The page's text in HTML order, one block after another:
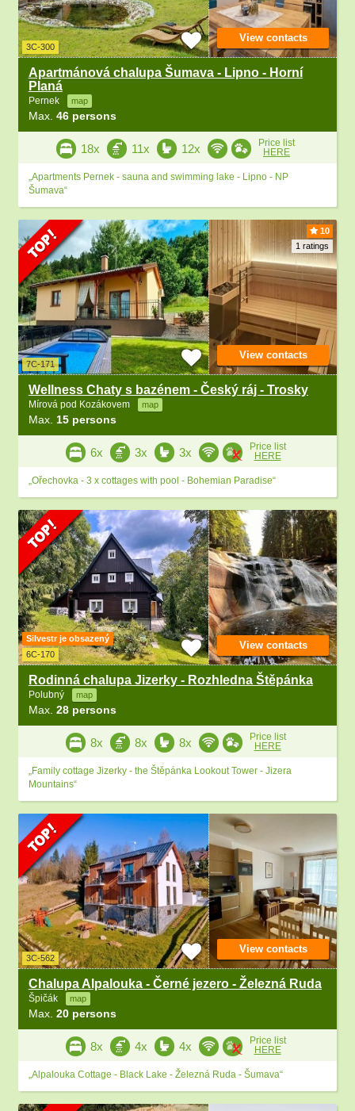
3C-300
Apartmánová chalupa Šumava - Lipno - Horní
Planá
Pernek map
Max. 46 persons
View contacts
18x 11x 12x
Price list
HERE
„Apartments Pernek - sauna and swimming lake - Lipno - NP
Šumava“
10
1 ratings
7C-171
Wellness Chaty s bazénem - Český ráj - Trosky
Mírová pod Kozákovem map
Max. 15 persons
View contacts
6x 3x 3x
Price list
HERE
„Ořechovka - 3 x cottages with pool - Bohemian Paradise“
Silvestr je obsazený
6C-170
Rodinná chalupa Jizerky - Rozhledna Štěpánka
Polubný map
Max. 28 persons
View contacts
8x 8x 8x
Price list
HERE
„Family cottage Jizerky - the Štěpánka Lookout Tower - Jizera
Mountains“
3C-562
Chalupa Alpalouka - Černé jezero - Železná Ruda
Špičák map
Max. 20 persons
View contacts
8x 4x 4x
Price list
HERE
„Alpalouka Cottage - Black Lake - Železná Ruda - Šumava“